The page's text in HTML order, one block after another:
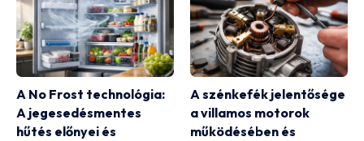
A No Frost technológia:
A jegesedésmentes
hűtés előnyei és
A szénkefék jelentősége
a villamos motorok
működésében és